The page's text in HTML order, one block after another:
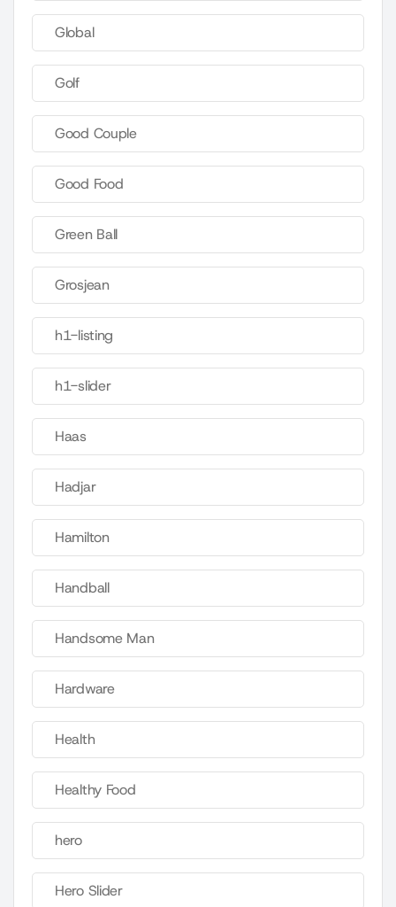
Global
Golf
Good Couple
Good Food
Green Ball
Grosjean
h1-listing
h1-slider
Haas
Hadjar
Hamilton
Handball
Handsome Man
Hardware
Health
Healthy Food
hero
Hero Slider